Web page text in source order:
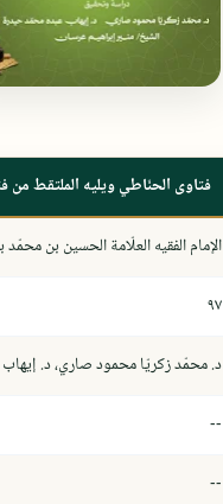
فتاوى الحنّاطي ويليه الملتقط من
الإمام الفقيه العلّامة الحسين بن
٩٧
د. محمّد زكريّا محمود صاري، د.
--
--